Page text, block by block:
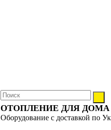
ОТОПЛЕНИЕ ДЛЯ
Оборудование с доставкой по